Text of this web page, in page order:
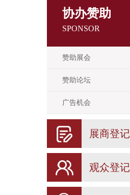
协办赞助
SPONSOR
赞助展会
赞助论坛
广告机会
展商登记
观众登记